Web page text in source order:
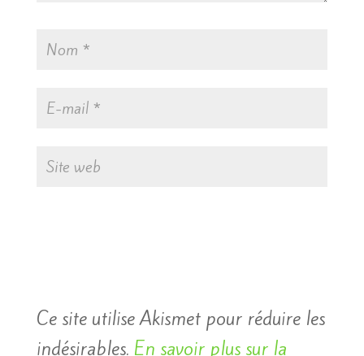
Ce site utilise Akismet pour réduire les
indésirables. En savoir plus sur la